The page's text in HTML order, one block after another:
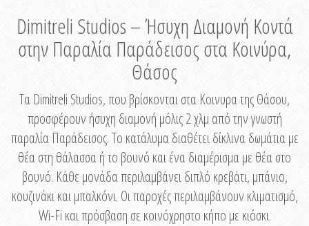
Dimitreli Studios – Ήσυχη Διαμονή Κοντά
στην Παραλία Παράδεισος στα Κοινύρα,
Θάσος
Τα Dimitreli Studios, που βρίσκονται στα Κοινυρα της Θάσου,
προσφέρουν ήσυχη διαμονή μόλις 2 χλμ από την γνωστή
παραλία Παράδεισος. Το κατάλυμα διαθέτει δίκλινα δωμάτια με
θέα στη θάλασσα ή το βουνό και ένα διαμέρισμα με θέα στο
βουνό. Κάθε μονάδα περιλαμβάνει διπλό κρεβάτι, μπάνιο,
κουζινάκι και μπαλκόνι. Οι παροχές περιλαμβάνουν κλιματισμό,
Wi-Fi και πρόσβαση σε κοινόχρηστο κήπο με κιόσκι.